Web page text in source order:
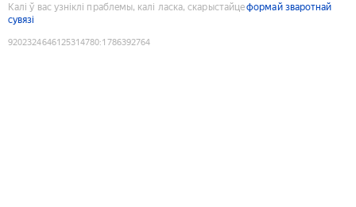
Калі ў вас узніклі праблемы, калі ласка, скарыстайцеформай зваротнай
сувязі
9202324646125314780:1786392764